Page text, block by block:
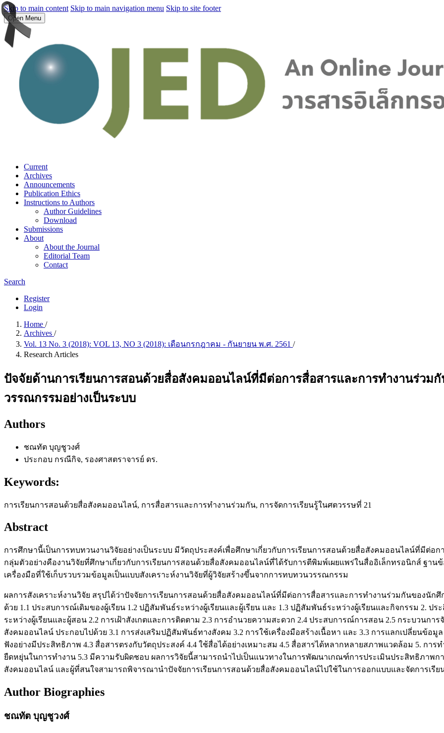
Skip to main content Skip to main navigation menu Skip to site footer
Open Menu
Current
Archives
Announcements
Publication Ethics
Instructions to Authors
Author Guidelines
Download
Submissions
About
About the Journal
Editorial Team
Contact
Search
Register
Login
Home /
Archives /
Vol. 13 No. 3 (2018): VOL 13, NO 3 (2018): เดือนกรกฎาคม - กันยายน พ.ศ. 2561 /
Research Articles
ปัจจัยด้านการเรียนการสอนด้วยสื่อสังคมออนไลน์ที่มีต่อการสื่อสารและการทำงานร่
วรรณกรรมอย่างเป็นระบบ
Authors
ชณทัต บุญชูวงศ์
ประกอบ กรณีกิจ, รองศาสตราจารย์ ดร.
Keywords:
การเรียนการสอนด้วยสื่อสังคมออนไลน์, การสื่อสารและการทำงานร่วมกัน, การจัดการเรียนรู้ในศตวรรษที่ 21
Abstract
การศึกษานี้เป็นการทบทวนงานวิจัยอย่างเป็นระบบ มีวัตถุประสงค์เพื่อศึกษาเกี่ยวกับการเรียนการสอนด้วยสื่อสังคมออนไลน์ที่มี
กลุ่มตัวอย่างคืองานวิจัยที่ศึกษาเกี่ยวกับการเรียนการสอนด้วยสื่อสังคมออนไลน์ที่ได้รับการตีพิมพ์เผยแพร่ในสื่ออิเล็กทรอนิกส์ ฐานข้อ
เครื่องมือที่ใช้เก็บรวบรวมข้อมูลเป็นแบบสังเคราะห์งานวิจัยที่ผู้วิจัยสร้างขึ้นจากการทบทวนวรรณกรรม
ผลการสังเคราะห์งานวิจัย สรุปได้ว่าปัจจัยการเรียนการสอนด้วยสื่อสังคมออนไลน์ที่มีต่อการสื่อสารและการทำงานร่วมกันของนั
ด้วย 1.1 ประสบการณ์เดิมของผู้เรียน 1.2 ปฏิสัมพันธ์ระหว่างผู้เรียนและผู้เรียน และ 1.3 ปฏิสัมพันธ์ระหว่างผู้เรียนและกิจกรรม 2. ป
ระหว่างผู้เรียนและผู้สอน 2.2 การเฝ้าสังเกตและการติดตาม 2.3 การอำนวยความสะดวก 2.4 ประสบการณ์การสอน 2.5 กระบวนกา
สังคมออนไลน์ ประกอบไปด้วย 3.1 การส่งเสริมปฏิสัมพันธ์ทางสังคม 3.2 การใช้เครื่องมือสร้างเนื้อหา และ 3.3 การแลกเปลี่ยนข้อมู
ฟังอย่างมีประสิทธิภาพ 4.3 สื่อสารตรงกับวัตถุประสงค์ 4.4 ใช้สื่อได้อย่างเหมาะสม 4.5 สื่อสารได้หลากหลายสภาพแวดล้อม 5. การ
ยืดหยุ่นในการทำงาน 5.3 มีความรับผิดชอบ ผลการวิจัยนี้สามารถนำไปเป็นแนวทางในการพัฒนาเกณฑ์การประเมินประสิทธิภาพก
สังคมออนไลน์ และผู้ที่สนใจสามารถพิจารณานำปัจจัยการเรียนการสอนด้วยสื่อสังคมออนไลน์ไปใช้ในการออกแบบและจัดการเรี
Author Biographies
ชณทัต บุญชูวงศ์